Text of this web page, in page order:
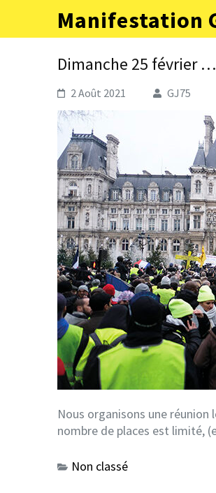
contenu
Manifestation
Dimanche 25 février …
2 Août 2021 GJ75
Nous organisons une réunion
nombre de places est limité,
Non classé